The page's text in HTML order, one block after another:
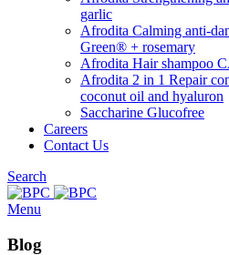
garlic
Afrodita Calming anti-
Green® + rosemary
Afrodita Hair shampoo
Afrodita 2 in 1 Repair
coconut oil and hyaluron
Saccharine Glucofree
Careers
Contact Us
Search
Menu
Blog